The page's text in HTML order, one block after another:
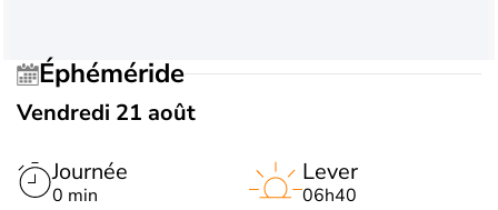
Éphéméride
Vendredi 21 août
Journée
0 min
Lever
06h40